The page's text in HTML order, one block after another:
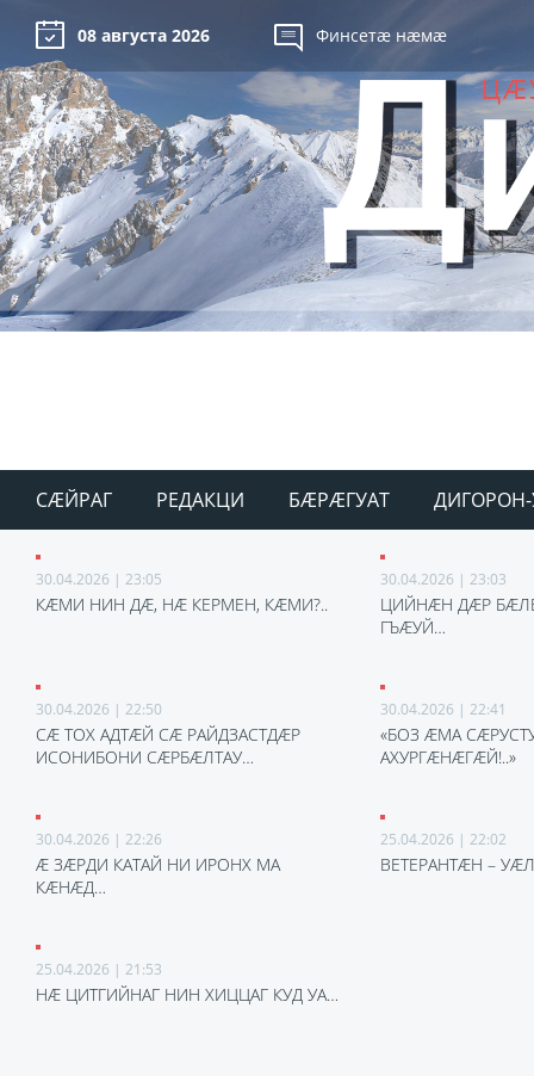
08 августа 2026 Финсетæ нæмæ
СÆЙРАГ РЕДАКЦИ БÆРÆГУАТ ДИГОРОН-
30.04.2026 | 23:05
КÆМИ НИН ДÆ, НÆ КЕРМЕН, КÆМИ?..
30.04.2026 | 23:03
ЦИЙНÆН ДÆР
ГЪÆУЙ…
30.04.2026 | 22:50
СÆ ТОХ АДТÆЙ СÆ РАЙДЗАСТДÆР
ИСОНИБОНИ СÆРБÆЛТАУ…
30.04.2026 | 22:41
«БОЗ ÆМА
АХУРГÆНÆГÆЙ!..»
30.04.2026 | 22:26
Æ ЗÆРДИ КАТАЙ НИ ИРОНХ МА
КÆНÆД…
25.04.2026 | 22:02
ВЕТЕРАНТÆН –
25.04.2026 | 21:53
НÆ ЦИТГИЙНАГ НИН ХИЦЦАГ КУД УА…